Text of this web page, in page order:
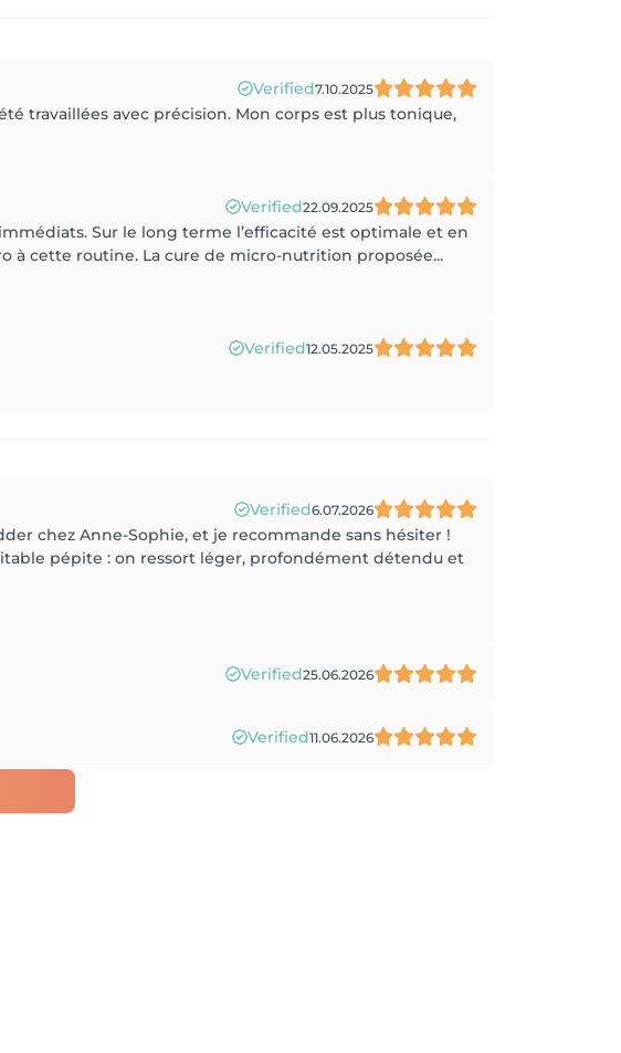
Verified7.10.2025
travaillées avec précision. Mon corps est plus tonique,
Verified22.09.2025
Sur le long terme l’efficacité est optimale et en
à cette routine. La cure de micro-nutrition proposée...
Verified12.05.2025
Verified6.07.2026
chez Anne-Sophie, et je recommande sans hésiter !
pépite : on ressort léger, profondément détendu et
Verified25.06.2026
Verified11.06.2026